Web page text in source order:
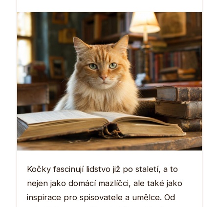
Kočky fascinují lidstvo již po staletí, a to
nejen jako domácí mazlíčci, ale také jako
inspirace pro spisovatele a umělce. Od